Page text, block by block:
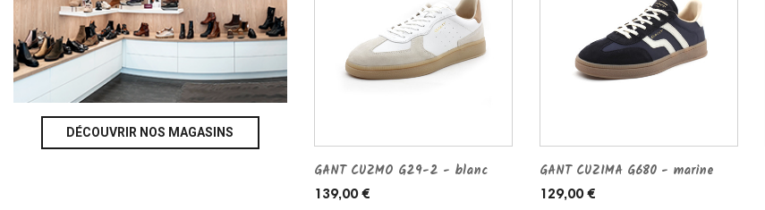
DÉCOUVRIR NOS MAGASINS
GANT CUZMO G29-2 - blanc
139,00 €
GANT CUZIMA G680 - marine
129,00 €